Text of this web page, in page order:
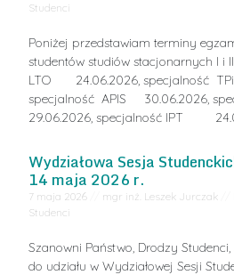
Studenci
Poniżej przedstawiam terminy
studentów studiów stacjonarnych I
LTO 24.06.2026, specjalność
specjalność APIS 30.06.2026,
29.06.2026, specjalność IPT
Wydziałowa Sesja
14 maja 2026 r.
7 maja 2026 mgr inż. Leszek Jurczak
Studenci
Szanowni Państwo, Drodzy
do udziału w Wydziałowej Sesji